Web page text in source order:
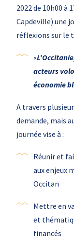
2022 de 10h00 à
Capdeville) une
réflexions sur le
«
acteurs
économie
A travers
demande, mais
journée vise à :
Réunir et
aux enjeux
Occitan
Mettre en
et
financés